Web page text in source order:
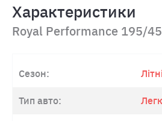
Характеристики
Royal Performance 195/
Сезон: Літні
Тип авто: